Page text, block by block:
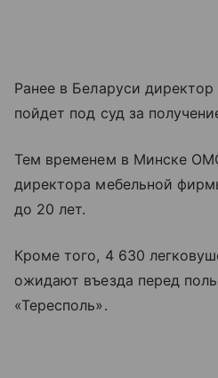
Ранее в Беларуси
пойдет под суд за
Тем временем в Минске
директора мебельной
до 20 лет.
Кроме того, 4 630
ожидают въезда перед
«Тересполь».